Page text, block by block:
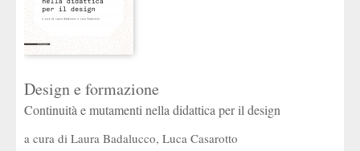
Design e formazione
Continuità e mutamenti nella didattica per il design
a cura di Laura Badalucco, Luca Casarotto